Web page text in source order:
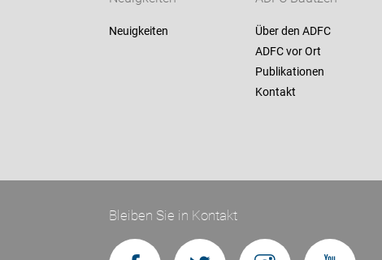
Neuigkeiten
Über den ADFC
ADFC vor Ort
Publikationen
Kontakt
Bleiben Sie in Kontakt